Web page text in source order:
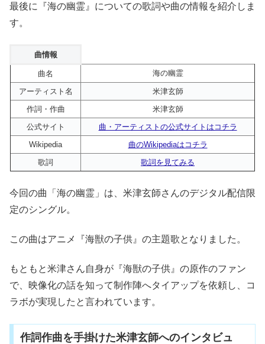
最後に『海の幽霊』についての歌詞や曲の情報を紹介しま
す。
曲情報
曲名 海の幽霊
アーティスト名
米津玄師
作詞・作曲
米津玄師
公式サイト
曲・アーティストの公式サイトはコチラ
Wikipedia
曲のWikipediaはコチラ
歌詞
歌詞を見てみる
今回の曲「海の幽霊」は、米津玄師さんのデジタル配信限
定のシングル。
この曲はアニメ『海獣の子供』の主題歌となりました。
もともと米津さん自身が『海獣の子供』の原作のファン
で、映像化の話を知って制作陣へタイアップを依頼し、コ
ラボが実現したと言われています。
作詞作曲を手掛けた米津玄師へのインタビュ